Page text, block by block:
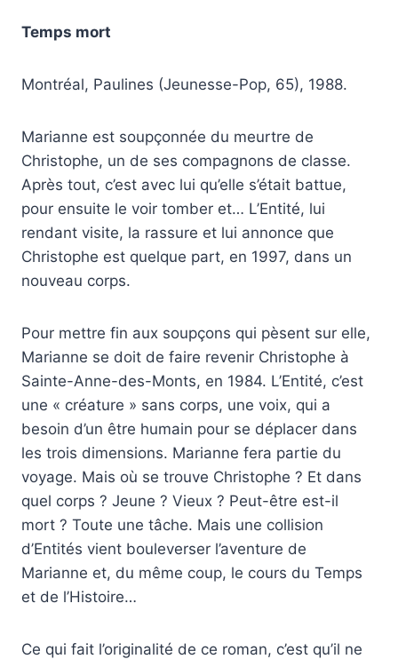
Temps mort
Montréal, Paulines (Jeunesse-Pop, 65), 1988.
Marianne est soupçonnée du meurtre de
Christophe, un de ses compagnons de classe.
Après tout, c’est avec lui qu’elle s’était battue,
pour ensuite le voir tomber et… L’Entité, lui
rendant visite, la rassure et lui annonce que
Christophe est quelque part, en 1997, dans un
nouveau corps.
Pour mettre fin aux soupçons qui pèsent sur elle,
Marianne se doit de faire revenir Christophe à
Sainte-Anne-des-Monts, en 1984. L’Entité, c’est
une « créature » sans corps, une voix, qui a
besoin d’un être humain pour se déplacer dans
les trois dimensions. Marianne fera partie du
voyage. Mais où se trouve Christophe ? Et dans
quel corps ? Jeune ? Vieux ? Peut-être est-il
mort ? Toute une tâche. Mais une collision
d’Entités vient bouleverser l’aventure de
Marianne et, du même coup, le cours du Temps
et de l’Histoire…
Ce qui fait l’originalité de ce roman, c’est qu’il ne